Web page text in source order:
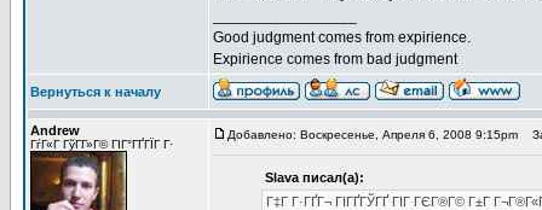
Good judgment comes from expirience.
Expirience comes from bad judgment
Вернуться к началу
Andrew
ГѓГ«Г ГўГ­Г»Г© ГІГ°ГҐГЇГ Г·
Добавлено: Воскресенье, Апреля 6, 2008 9:15pm
Slava писал(а):
Г‡Г Г·ГҐГ¬ ГІГҐГЎГҐ ГІГ ГЄГ®Г© Г±Г